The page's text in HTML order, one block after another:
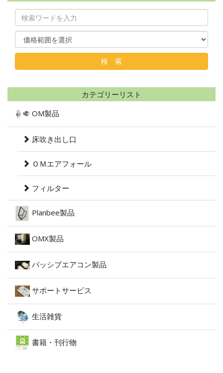
カテゴリーリスト
OM製品
床吹き出し口
ＯＭエアフォール
フィルター
Planbee製品
OMX製品
パッシブエアコン製品
サポートサービス
生活雑貨
書籍・刊行物